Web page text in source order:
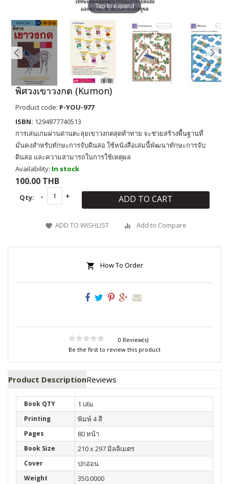
Tap to expand
พิศวงเขาวงกต (Kumon)
Product code: P-YOU-977
ISBN: 1294877740513
การเล่นเกมผ่านด่านตะลุยเขาวงกตสุดท้าทาย จะช่วยสร้างพื้นฐานที่
มั่นคงสำหรับทักษะการจับดินสอ ใช้หนังสือเล่มนี้พัฒนาทักษะการจับ
ดินสอ และความสามารถในการใช้เหตุผล
Availability: In stock
100.00 THB
Qty: ADD TO CART
ADD TO WISHLIST Add to Compare
How To Order
0 Review(s)
Be the first to review this product
Product DescriptionReviews
Book QTY 1 เล่ม
Printing พิมพ์ 4 สี
Pages 80 หน้า
Book Size 210 x 297 มิลลิเมตร
Cover ปกอ่อน
Weight 350.0000